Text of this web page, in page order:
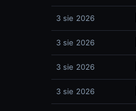
3 sie 2026
3 sie 2026
3 sie 2026
3 sie 2026